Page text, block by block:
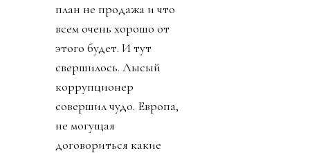
план не продажа и что
всем очень хорошо от
этого будет. И тут
свершилось. Лысый
коррупционер
совершил чудо. Европа,
не могущая
договориться какие